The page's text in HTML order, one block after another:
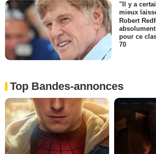
"Il y a
mieux
Robert
pour ce
70
Top Bandes-annonces